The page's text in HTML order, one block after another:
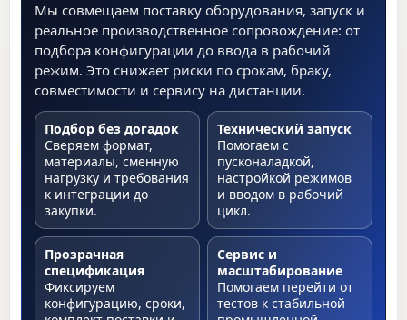
Мы совмещаем поставку оборудования, запуск и
реальное производственное сопровождение: от
подбора конфигурации до ввода в рабочий
режим. Это снижает риски по срокам, браку,
совместимости и сервису на дистанции.
Подбор без догадок
Сверяем формат,
материалы, сменную
нагрузку и требования
к интеграции до
закупки.
Технический запуск
Помогаем с
пусконаладкой,
настройкой режимов
и вводом в рабочий
цикл.
Прозрачная
спецификация
Фиксируем
конфигурацию, сроки,
Сервис и
масштабирование
Помогаем перейти от
тестов к стабильной